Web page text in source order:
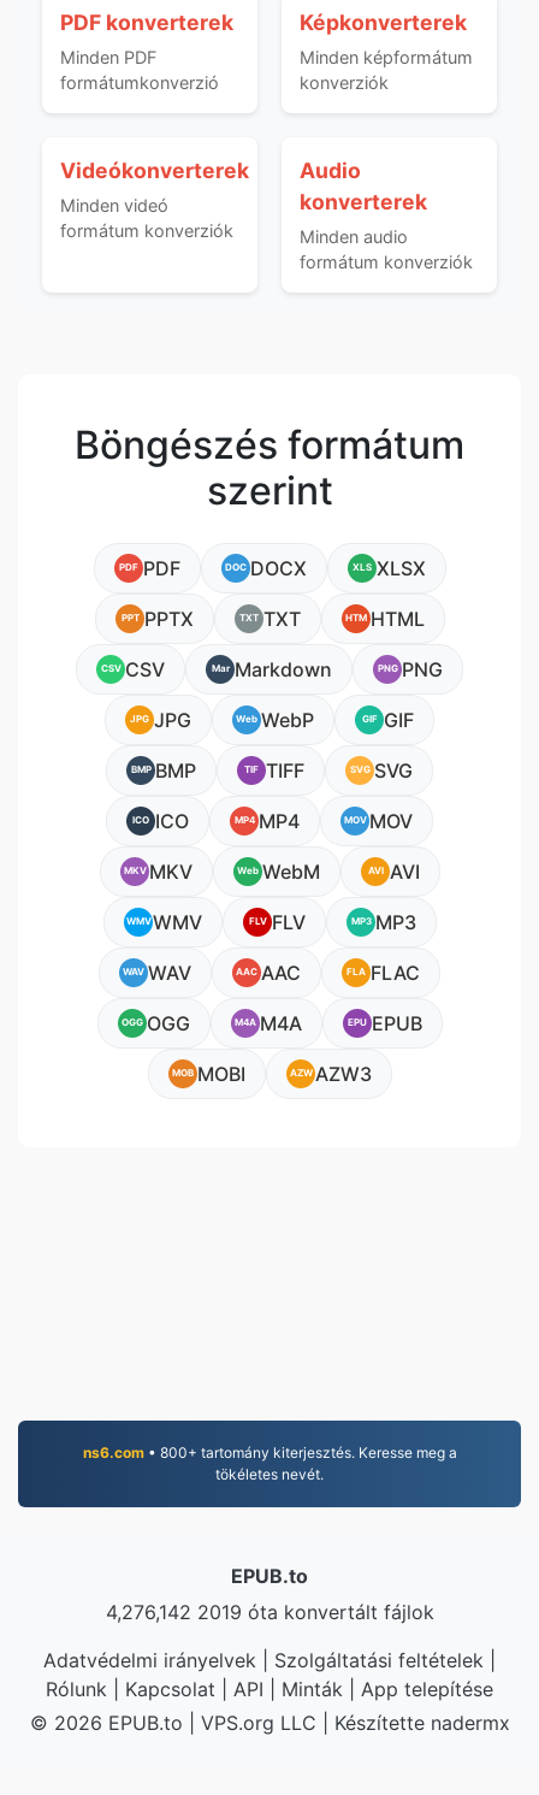
PDF konverterek
Minden PDF
formátumkonverzió
Képkonverterek
Minden képformátum
konverziók
Videókonverterek
Minden videó
formátum konverziók
Audio
konverterek
Minden audio
formátum konverziók
Böngészés formátum
szerint
PDF PDF DOC DOCX XLS XLSX
PPT PPTX TXT TXT HTM HTML
CSV CSV Mar Markdown PNG PNG
JPG JPG Web WebP GIF GIF
BMP BMP TIF TIFF SVG SVG
ICO ICO MP4 MP4 MOV MOV
MKV MKV Web WebM AVI AVI
WMVWMV FLV FLV MP3 MP3
WAV WAV AAC AAC FLA FLAC
OGG OGG M4A M4A EPU EPUB
MOB MOBI AZWAZW3
ns6.com• 800+ tartomány kiterjesztés. Keresse meg a
tökéletes nevét.
EPUB.to
4,276,142 2019 óta konvertált fájlok
Adatvédelmi irányelvek
Szolgáltatási feltételek
Rólunk
Kapcsolat API Minták
App telepítése
© 2026 EPUB.to
VPS.org LLC | Készítette nadermx